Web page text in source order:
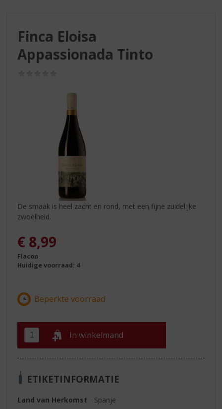
Finca Eloisa
Appassionada Tinto
De smaak is heel zacht en rond, met een fijne zuidelijke
zwoelheid.
€ 8,99
Flacon
Huidige voorraad: 4
In winkelmand
ETIKETINFORMATIE
Land van Herkomst
Spanje